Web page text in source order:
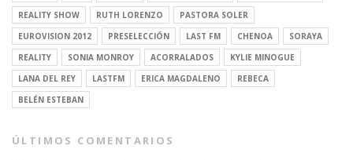
REALITY SHOW
RUTH LORENZO
PASTORA SOLER
EUROVISION 2012
PRESELECCIÓN LAST FM CHENOA
SORAYA
REALITY
SONIA MONROY ACORRALADOS
KYLIE MINOGUE
LANA DEL REY
LASTFM ERICA MAGDALENO
REBECA
BELÉN ESTEBAN
ÚLTIMOS COMENTARIOS